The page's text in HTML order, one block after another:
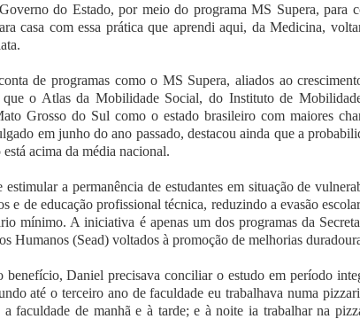
do Estado, por meio do programa MS Supera, para
casa com essa prática que aprendi aqui, da Medicina,
de programas como o MS Supera, aliados ao
que o Atlas da Mobilidade Social, do Instituto de
Grosso do Sul como o estado brasileiro com maiores
em junho do ano passado, destacou ainda que a
acima da média nacional.
a permanência de estudantes em situação de
e de educação profissional técnica, reduzindo a evasão
mínimo. A iniciativa é apenas um dos programas da
Humanos (Sead) voltados à promoção de melhorias
benefício, Daniel precisava conciliar o estudo em período
até o terceiro ano de faculdade eu trabalhava numa
faculdade de manhã e à tarde; e à noite ia trabalhar na